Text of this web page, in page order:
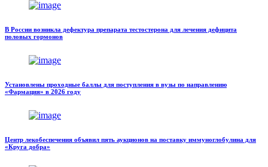
В России возникла дефектура препарата тестостерона для лечения дефицита
половых гормонов
Установлены проходные баллы для поступления в вузы по направлению
«Фармация» в 2026 году
Центр лекобеспечения объявил пять аукционов на поставку иммуноглобулина для
«Круга добра»